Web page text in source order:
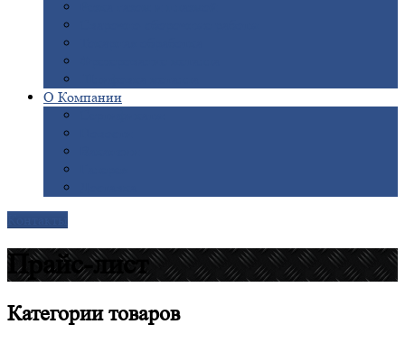
О Компании
Прайс-лист
Категориитоваров